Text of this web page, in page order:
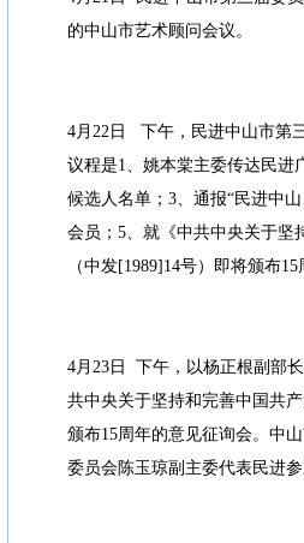
的中山市艺术顾问会议。
4月22日 下午，民进中山市第
议程是1、姚本棠主委传达民进
候选人名单；3、通报“民进中
会员；5、就《中共中央关于坚
（中发[1989]14号）即将颁布
4月23日 下午，以杨正根副部
共中央关于坚持和完善中国共
颁布15周年的意见征询会。中
委员会陈玉琼副主委代表民进